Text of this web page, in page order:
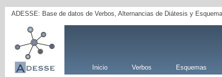
ADESSE: Base de datos de Verbos, Alternancias de Diátesis y
Inicio Verbos Esquemas